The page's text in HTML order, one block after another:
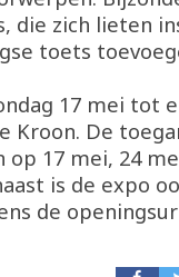
die zich lieten
toets
17 mei tot
Kroon. De
op 17 mei, 24
is de expo
de